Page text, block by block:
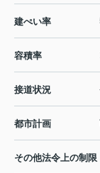
建ぺい率
容積率
接道状況
都市計画
その他法令上の制限